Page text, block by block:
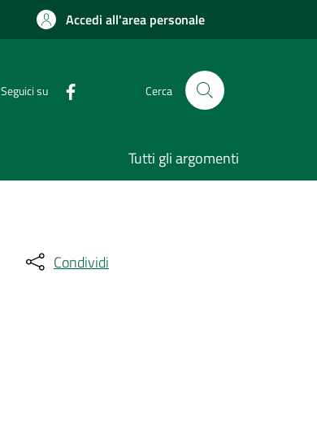
Accedi all'area personale
Seguici su Cerca
Tutti gli argomenti
Condividi